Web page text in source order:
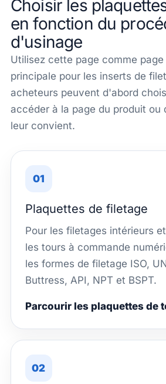
Choisir les
en fonction du
d'usinage
Utilisez cette page comme
principale pour les inserts de
acheteurs peuvent d'abord
accéder à la page du produit ou
leur convient.
01
Plaquettes de filetage
Pour les filetages intérieurs
les tours à commande
les formes de filetage ISO,
Buttress, API, NPT et BSPT.
Parcourir les plaquettes de
02